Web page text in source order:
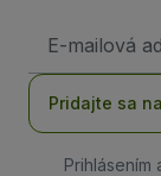
mailová
Pridajte sa
Prihlásením